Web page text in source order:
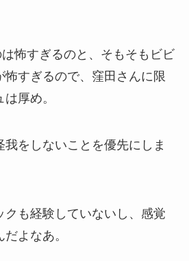
怖すぎるのと、そもそもビビ
怖すぎるので、窪田さんに限
厚め。
をしないことを優先にしま
も経験していないし、感覚
よなあ。